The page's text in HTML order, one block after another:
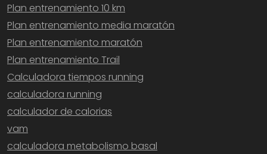
Plan entrenamiento 10 km
Plan entrenamiento media maratón
Plan entrenamiento maratón
Plan entrenamiento Trail
Calculadora tiempos running
calculadora running
calculador de calorias
vam
calculadora metabolismo basal